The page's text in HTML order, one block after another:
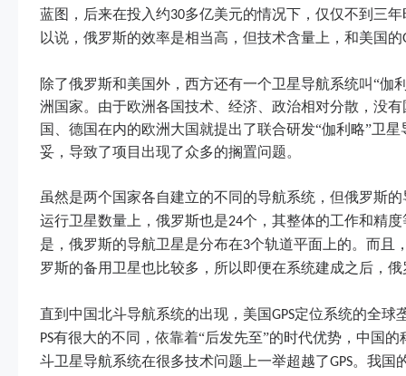
蓝图，后来在投入约30多亿美元的情况下，仅仅不到三
以说，俄罗斯的效率是相当高，但技术含量上，和美国的
除了俄罗斯和美国外，西方还有一个卫星导航系统叫“伽
洲国家。由于欧洲各国技术、经济、政治相对分散，没
国、德国在内的欧洲大国就提出了联合研发“伽利略”卫
妥，导致了项目出现了众多的搁置问题。
虽然是两个国家各自建立的不同的导航系统，但俄罗斯
运行卫星数量上，俄罗斯也是24个，其整体的工作和精
是，俄罗斯的导航卫星是分布在3个轨道平面上的。而且
罗斯的备用卫星也比较多，所以即便在系统建成之后，
直到中国北斗导航系统的出现，美国GPS定位系统的全球
PS有很大的不同，依靠着“后发先至”的时代优势，中国
斗卫星导航系统在很多技术问题上一举超越了GPS。我国